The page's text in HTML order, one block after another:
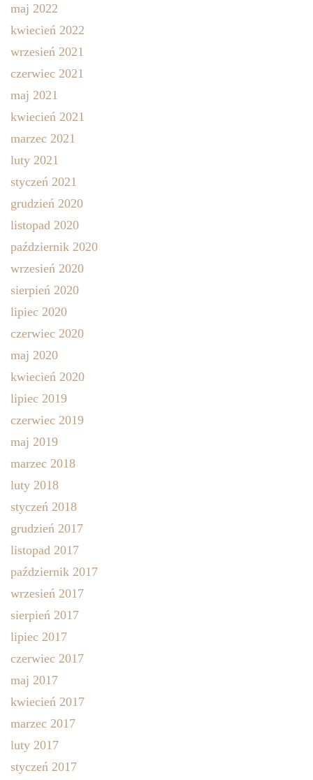
maj 2022
kwiecień 2022
wrzesień 2021
czerwiec 2021
maj 2021
kwiecień 2021
marzec 2021
luty 2021
styczeń 2021
grudzień 2020
listopad 2020
październik 2020
wrzesień 2020
sierpień 2020
lipiec 2020
czerwiec 2020
maj 2020
kwiecień 2020
lipiec 2019
czerwiec 2019
maj 2019
marzec 2018
luty 2018
styczeń 2018
grudzień 2017
listopad 2017
październik 2017
wrzesień 2017
sierpień 2017
lipiec 2017
czerwiec 2017
maj 2017
kwiecień 2017
marzec 2017
luty 2017
styczeń 2017